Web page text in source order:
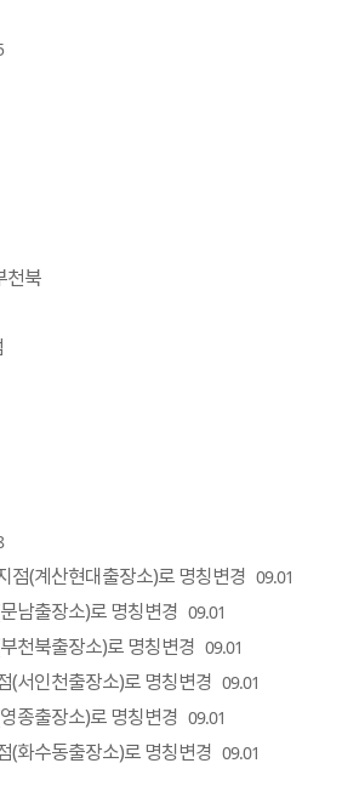
천북
(계산현대출장소)로 명칭변경 09.01
남출장소)로 명칭변경 09.01
천북출장소)로 명칭변경 09.01
서인천출장소)로 명칭변경 09.01
종출장소)로 명칭변경 09.01
화수동출장소)로 명칭변경 09.01